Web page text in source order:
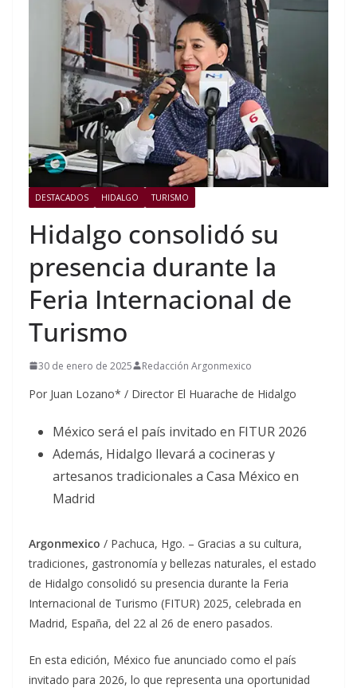
DESTACADOS HIDALGO TURISMO
Hidalgo consolidó su
presencia durante la
Feria Internacional de
Turismo
30 de enero de 2025 Redacción Argonmexico
Por Juan Lozano* / Director El Huarache de Hidalgo
México será el país invitado en FITUR 2026
Además, Hidalgo llevará a cocineras y
artesanos tradicionales a Casa México en
Madrid
Argonmexico / Pachuca, Hgo. – Gracias a su cultura,
tradiciones, gastronomía y bellezas naturales, el estado
de Hidalgo consolidó su presencia durante la Feria
Internacional de Turismo (FITUR) 2025, celebrada en
Madrid, España, del 22 al 26 de enero pasados.
En esta edición, México fue anunciado como el país
invitado para 2026, lo que representa una oportunidad